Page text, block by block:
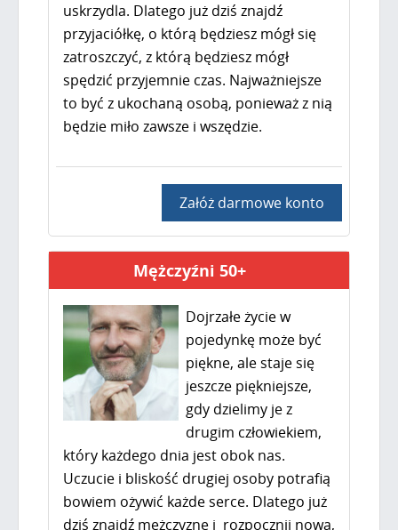
uskrzydla. Dlatego już dziś znajdź
przyjaciółkę, o którą będziesz mógł się
zatroszczyć, z którą będziesz mógł
spędzić przyjemnie czas. Najważniejsze
to być z ukochaną osobą, ponieważ z nią
będzie miło zawsze i wszędzie.
Załóż darmowe konto
Mężczyźni 50+
Dojrzałe życie w
pojedynkę może być
piękne, ale staje się
jeszcze piękniejsze,
gdy dzielimy je z
drugim człowiekiem,
który każdego dnia jest obok nas.
Uczucie i bliskość drugiej osoby potrafią
bowiem ożywić każde serce. Dlatego już
dziś znajdź mężczyznę i rozpocznij nową,